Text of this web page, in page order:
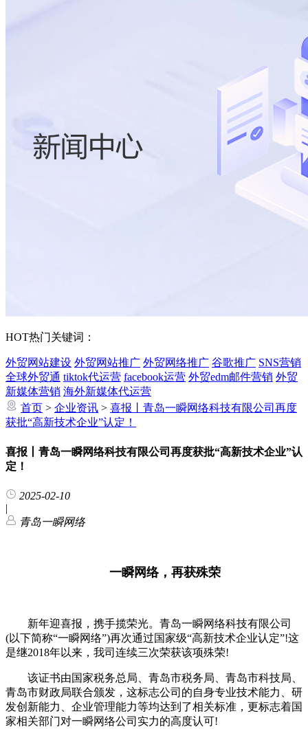
HOT热门关键词：
外贸网站建设 外贸网站推广 外贸网络推广 谷歌推广 SNS营销
全球外贸通 tiktok代运营 facebook运营 外贸edm邮件营销 外贸
新媒体营销 海外新媒体代运营
首页 > 企业资讯 > 喜报丨青岛一瞬网络科技有限公司再度
获批“高新技术企业”认定！
喜报丨青岛一瞬网络科技有限公司再度获批“高新技术企业”认
定！
2025-02-10
|
青岛一瞬网络
一瞬网络，再获殊荣
新年迎喜报，携手揽荣光。青岛一瞬网络科技有限公司
(以下简称“一瞬网络”)再次通过国家级“高新技术企业认定”!这
是继2018年以来，我司连续三次荣获该项殊荣!
该证书由国家税务总局、青岛市税务局、青岛市科技局、
青岛市财政局联合颁发，这标志公司的自身专业技术能力、研
发创新能力、企业管理能力等均达到了相关标准，更标志着国
家相关部门对一瞬网络公司实力的高度认可!